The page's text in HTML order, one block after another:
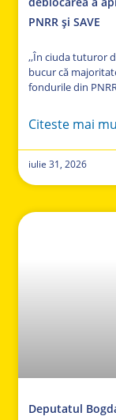
PNRR și SAVE
,,În ciuda tuturor
bucur că
fondurile din
Citeste mai
iulie 31, 2026
Deputatul